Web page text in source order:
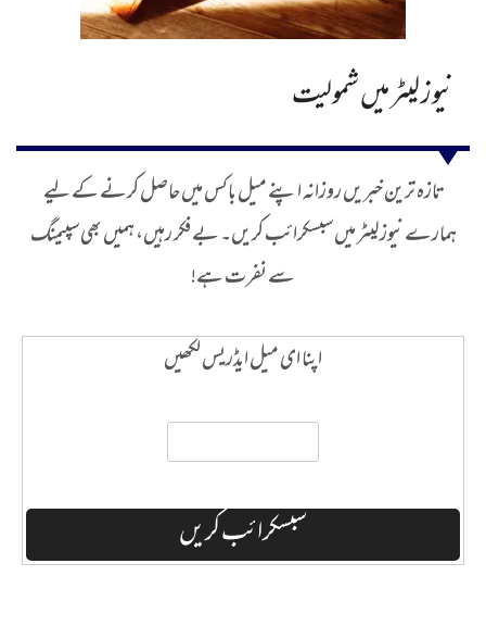
نیوز لیٹر میں شمولیت
تازہ ترین خبریں روزانہ اپنے میل باکس میں حاصل کرنے کے لیے
ہمارے نیوز لیٹر میں سبسکرائب کریں۔ بے فکر رہیں، ہمیں بھی سپیمنگ
سے نفرت ہے!
اپنا ای میل ایڈریس لکھیں